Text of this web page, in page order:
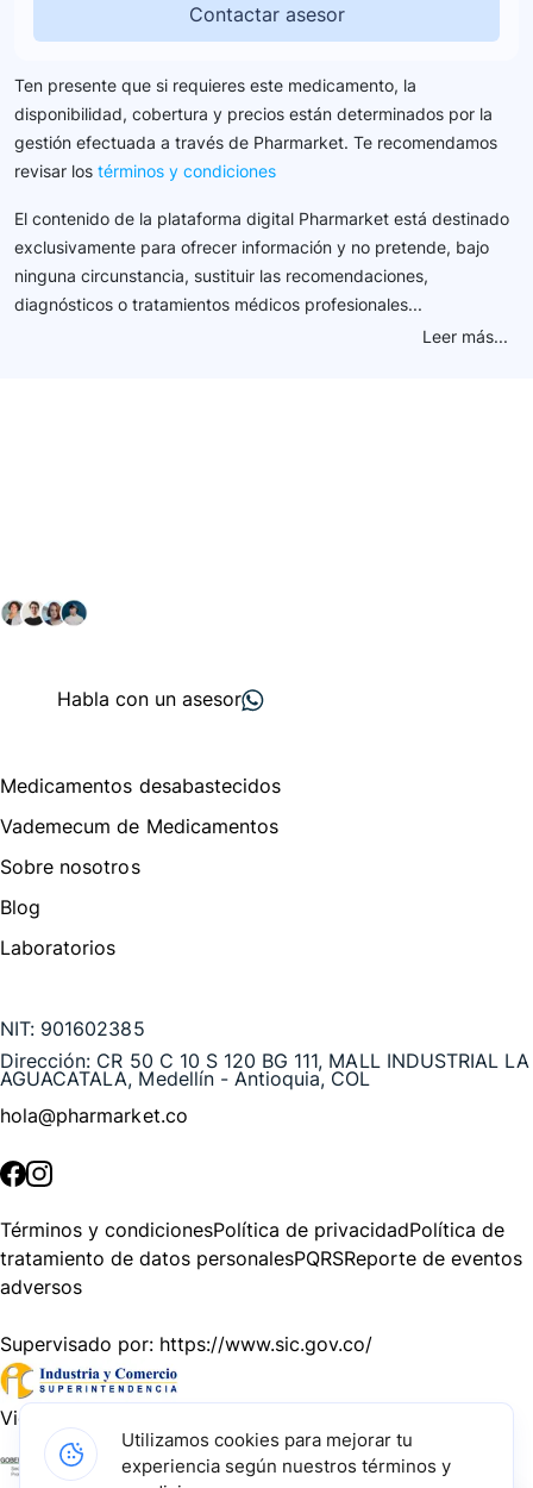
Contactar asesor
Ten presente que si requieres este medicamento, la
disponibilidad, cobertura y precios están determinados por la
gestión efectuada a través de Pharmarket. Te recomendamos
revisar los términos y condiciones
El contenido de la plataforma digital Pharmarket está destinado
exclusivamente para ofrecer información y no pretende, bajo
ninguna circunstancia, sustituir las recomendaciones,
diagnósticos o tratamientos médicos profesionales...
Leer más...
Habla con un asesor
Medicamentos desabastecidos
Vademecum de Medicamentos
Sobre nosotros
Blog
Laboratorios
NIT: 901602385
Dirección: CR 50 C 10 S 120 BG 111, MALL INDUSTRIAL LA
AGUACATALA, Medellín - Antioquia, COL
hola@pharmarket.co
Términos y condicionesPolítica de privacidadPolítica de
tratamiento de datos personalesPQRSReporte de eventos
adversos
Supervisado por: https://www.sic.gov.co/
Vigilado por:
Utilizamos cookies para mejorar tu
experiencia según nuestros términos y